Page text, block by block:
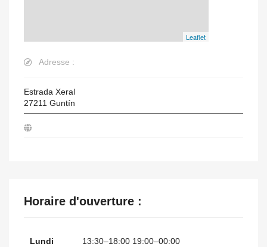
Leaflet
Adresse :
Estrada Xeral
27211 Guntín
Horaire d'ouverture :
Lundi 13:30–18:00 19:00–00:00